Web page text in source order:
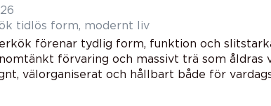
Shakerkök tidlös form, modernt liv
förenar tydlig form, funktion och
förvaring och massivt trä som
välorganiserat och hållbart både för